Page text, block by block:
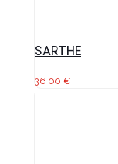
SARTHE
36,00 €